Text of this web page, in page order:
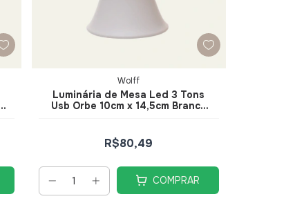
Wolff
Luminária de Mesa Led 3 Tons
Usb Orbe 10cm x 14,5cm Branca
R$80,49
COMPRAR